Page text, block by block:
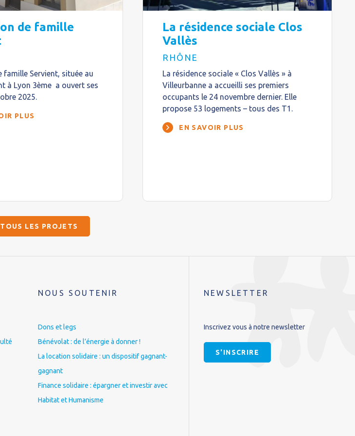
de famille
famille Servient, située au
à Lyon 3ème a ouvert ses
2025.
PLUS
La résidence sociale Clos
Vallès
RHÔNE
La résidence sociale « Clos Vallès » à
Villeurbanne a accueilli ses premiers
occupants le 24 novembre dernier. Elle
propose 53 logements – tous des T1.
EN SAVOIR PLUS
LES PROJETS
NOUS SOUTENIR
Dons et legs
Bénévolat : de l’énergie à donner !
La location solidaire : un dispositif gagnant-
gagnant
Finance solidaire : épargner et investir avec
Habitat et Humanisme
NEWSLETTER
Inscrivez vous à notre newsletter
S'INSCRIRE